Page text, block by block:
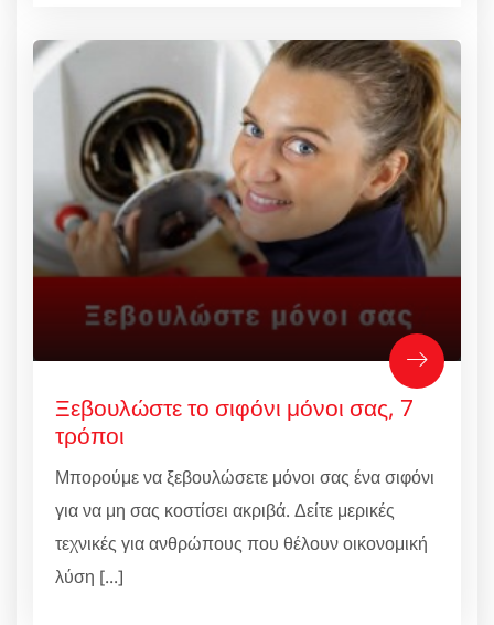
Ξεβουλώστε το σιφόνι μόνοι σας, 7
τρόποι
Μπορούμε να ξεβουλώσετε μόνοι σας ένα σιφόνι
για να μη σας κοστίσει ακριβά. Δείτε μερικές
τεχνικές για ανθρώπους που θέλουν οικονομική
λύση [...]